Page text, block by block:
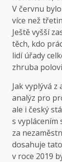
V červnu
více než
Ještě vyšší
těch, kdo
lidí úřady
zhruba
Jak vyplývá
analýz pro
ale i český
s vyplácením
za
dosahuje
v roce 2019